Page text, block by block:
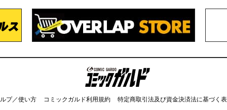
コミックガルド
プ／使い方 コミックガルド利用規約 特定商取引法及び資金決済法に基づく